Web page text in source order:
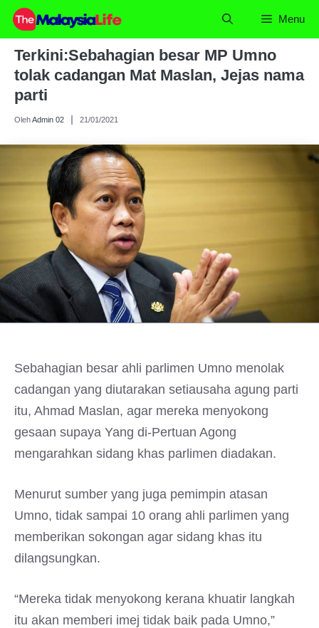
Skip
content
Menu
Terkini:Sebahagian besar MP Umno
tolak cadangan Mat Maslan, Jejas nama
parti
OlehAdmin 02 21/01/2021
Sebahagian besar ahli parlimen Umno menolak
cadangan yang diutarakan setiausaha agung parti
itu, Ahmad Maslan, agar mereka menyokong
gesaan supaya Yang di-Pertuan Agong
mengarahkan sidang khas parlimen diadakan.
Menurut sumber yang juga pemimpin atasan
Umno, tidak sampai 10 orang ahli parlimen yang
memberikan sokongan agar sidang khas itu
dilangsungkan.
“Mereka tidak menyokong kerana khuatir langkah
itu akan memberi imej tidak baik pada Umno,”